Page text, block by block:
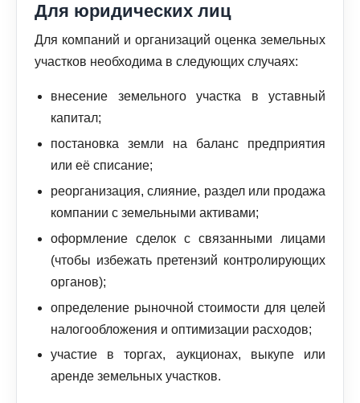
Для юридических лиц
Для компаний и организаций оценка земельных
участков необходима в следующих случаях:
внесение земельного участка в уставный
капитал;
постановка земли на баланс предприятия
или её списание;
реорганизация, слияние, раздел или продажа
компании с земельными активами;
оформление сделок с связанными лицами
(чтобы избежать претензий контролирующих
органов);
определение рыночной стоимости для целей
налогообложения и оптимизации расходов;
участие в торгах, аукционах, выкупе или
аренде земельных участков.